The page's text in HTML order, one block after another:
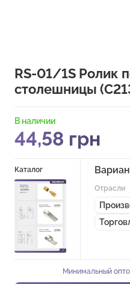
RS-01/1S Ролик
столешницы
В наличии
44,58 грн
Каталог
Отрасли
Минимальный